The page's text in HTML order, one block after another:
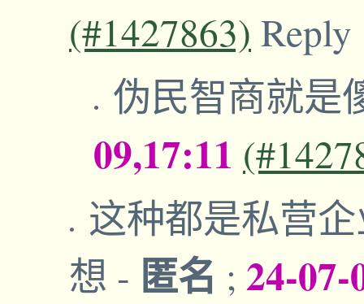
(#1427863) Reply
伪民智商就是
09,17:11
这种都是私营
想 - 匿名 ; 24-